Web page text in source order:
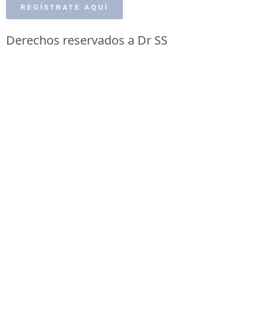
REGÍSTRATE AQUÍ
Derechos reservados a Dr SS